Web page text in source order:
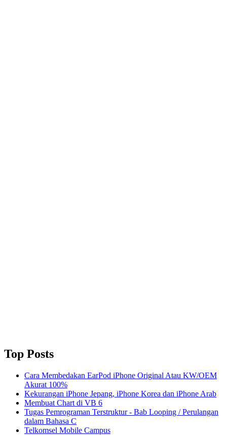
Top Posts
Cara Membedakan EarPod iPhone Original Atau KW/OEM
Akurat 100%
Kekurangan iPhone Jepang, iPhone Korea dan iPhone Arab
Membuat Chart di VB 6
Tugas Pemrograman Terstruktur - Bab Looping / Perulangan
dalam Bahasa C
Telkomsel Mobile Campus